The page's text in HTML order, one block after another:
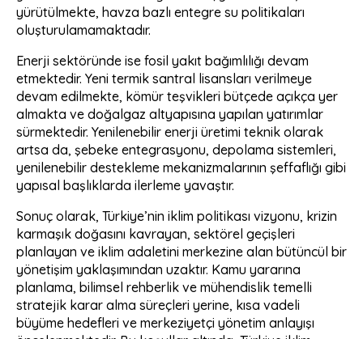
yürütülmekte, havza bazlı entegre su politikaları
oluşturulamamaktadır.
Enerji sektöründe ise fosil yakıt bağımlılığı devam
etmektedir. Yeni termik santral lisansları verilmeye
devam edilmekte, kömür teşvikleri bütçede açıkça yer
almakta ve doğalgaz altyapısına yapılan yatırımlar
sürmektedir. Yenilenebilir enerji üretimi teknik olarak
artsa da, şebeke entegrasyonu, depolama sistemleri,
yenilenebilir destekleme mekanizmalarının şeffaflığı gibi
yapısal başlıklarda ilerleme yavaştır.
Sonuç olarak, Türkiye’nin iklim politikası vizyonu, krizin
karmaşık doğasını kavrayan, sektörel geçişleri
planlayan ve iklim adaletini merkezine alan bütüncül bir
yönetişim yaklaşımından uzaktır. Kamu yararına
planlama, bilimsel rehberlik ve mühendislik temelli
stratejik karar alma süreçleri yerine, kısa vadeli
büyüme hedefleri ve merkeziyetçi yönetim anlayışı